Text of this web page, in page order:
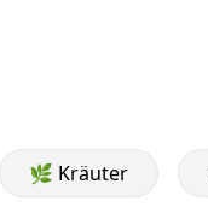
🌿 Kräuter